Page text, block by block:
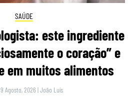
SAÚDE
este ingrediente
o coração” e
em muitos alimentos
Agosto, 2026 |João Luís